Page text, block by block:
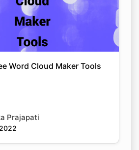
Word Cloud Maker Tools
Prajapati